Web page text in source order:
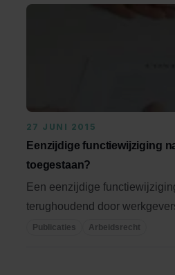
27 JUNI 2015
Eenzijdige functiewijziging
toegestaan?
Een eenzijdige
terughoudend door
toegepast, zelfs ...
Publicaties Arbeidsrecht